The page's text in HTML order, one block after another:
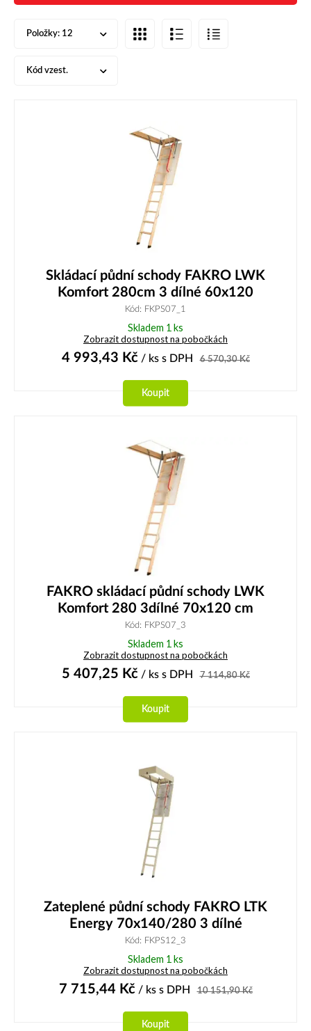
Položky: 12
Kód vzest.
Skládací půdní schody FAKRO LWK
Komfort 280cm 3 dílné 60x120
Kód: FKPS07_1
Skladem 1 ks
Zobrazit dostupnost na pobočkách
4 993,43 Kč/ ks s DPH 6 570,30Kč
Koupit
FAKRO skládací půdní schody LWK
Komfort 280 3dílné 70x120 cm
Kód: FKPS07_3
Skladem 1 ks
Zobrazit dostupnost na pobočkách
5 407,25 Kč/ ks s DPH 7 114,80Kč
Koupit
Zateplené půdní schody FAKRO LTK
Energy 70x140/280 3 dílné
Kód: FKPS12_3
Skladem 1 ks
Zobrazit dostupnost na pobočkách
7 715,44 Kč/ ks s DPH 10 151,90Kč
Koupit